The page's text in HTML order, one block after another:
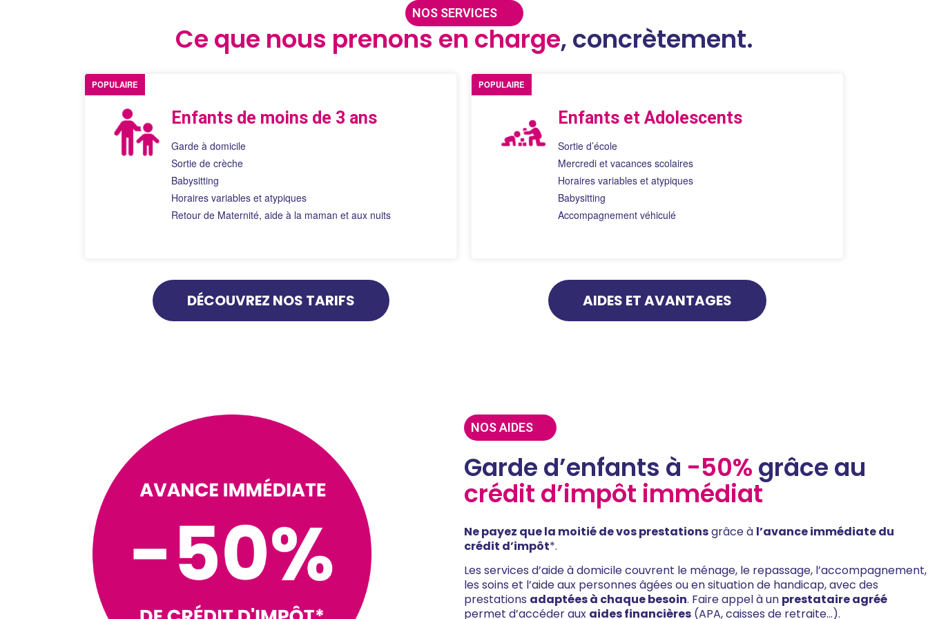
NOS SERVICES
Ce que nous prenons en charge, concrètement.
Enfants de moins de 3 ans
Garde à domicile
Sortie de crèche
Babysitting
Horaires variables et atypiques
Retour de Maternité, aide à la maman et aux nuits
POPULAIRE
Enfants et Adolescents
Sortie d’école
Mercredi et vacances scolaires
Horaires variables et atypiques
Babysitting
Accompagnement véhiculé
POPULAIRE
DÉCOUVREZ NOS TARIFS AIDES ET AVANTAGES
NOS AIDES
Garde d’enfants à -50% grâce au
crédit d’impôt immédiat
Ne payez que la moitié de vos prestationsgrâce à l’avance immédiate du
crédit d’impôt*.
Les services d’aide à domicile couvrent le ménage, le repassage, l’accompagnement,
les soins et l’aide aux personnes âgées ou en situation de handicap, avec des
prestations adaptées à chaque besoin. Faire appel à un prestataire agréé
permet d’accéder aux aides financières (APA, caisses de retraite…).